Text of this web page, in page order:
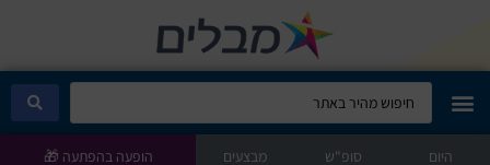
היום סופ"ש מבצעים הופעה בהפתעה 🎁